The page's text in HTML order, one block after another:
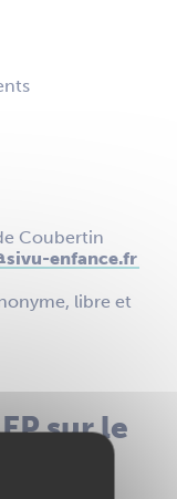
Coubertin
enfance.fr
libre et
sur le